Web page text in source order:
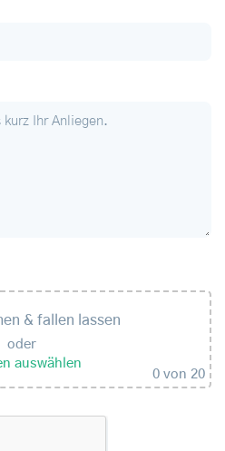
& fallen lassen
oder
auswählen
0 von 20